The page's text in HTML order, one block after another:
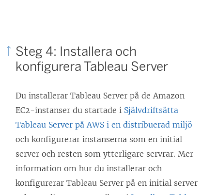
t
Steg 4: Installera och
konfigurera Tableau Server
Du installerar Tableau Server på de Amazon
EC2-instanser du startade i Självdriftsätta
Tableau Server på AWS i en distribuerad miljö
och konfigurerar instanserna som en initial
server och resten som ytterligare servrar. Mer
information om hur du installerar och
konfigurerar Tableau Server på en initial server